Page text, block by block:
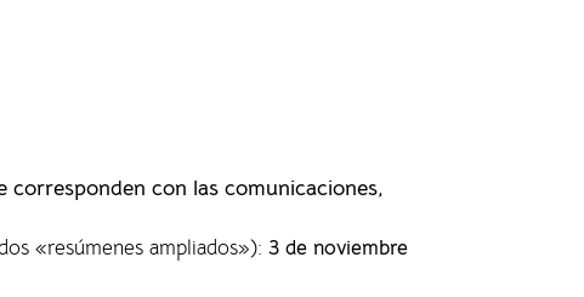
corresponden con las comunicaciones,
«resúmenes ampliados»): 3 de noviembre